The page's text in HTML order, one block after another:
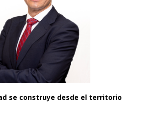
se construye desde el territorio